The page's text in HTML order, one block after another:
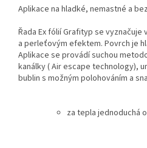
Aplikace na hladké, nemastné a
Řada Ex fólií Grafityp se
a perleťovým efektem. Povrch je
Aplikace se provádí suchou
kanálky ( Air escape technology),
bublin s možným polohováním a
za tepla jednoduchá